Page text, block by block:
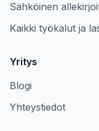
Sähköinen
Kaikki työkalut ja
Yritys
Blogi
Yhteystiedot